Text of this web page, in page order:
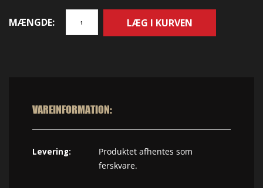
MÆNGDE:
VAREINFORMATION:
Levering:
Produktet afhentes som
ferskvare.